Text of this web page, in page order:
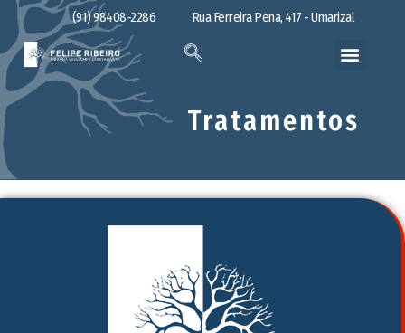
(91) 98408-2286 Rua Ferreira Pena, 417 - Umarizal
Tratamentos